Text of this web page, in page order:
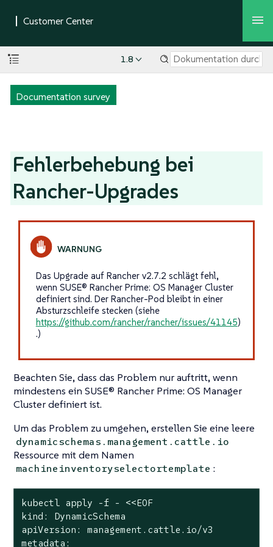
1.8
Documentation survey
Fehlerbehebung bei
Rancher-Upgrades
Das Upgrade auf Rancher v2.7.2 schlägt fehl,
wenn SUSE® Rancher Prime: OS Manager Cluster
definiert sind. Der Rancher-Pod bleibt in einer
Absturzschleife stecken (siehe
https://github.com/rancher/rancher/issues/41145)
.)
Beachten Sie, dass das Problem nur auftritt, wenn
mindestens ein SUSE® Rancher Prime: OS Manager
Cluster definiert ist.
Um das Problem zu umgehen, erstellen Sie eine leere
dynamicschemas.management.cattle.io
Ressource mit dem Namen
machineinventoryselectortemplate :
kubectl apply -f - <<EOF
kind: DynamicSchema
apiVersion: management.cattle.io/v3
metadata: